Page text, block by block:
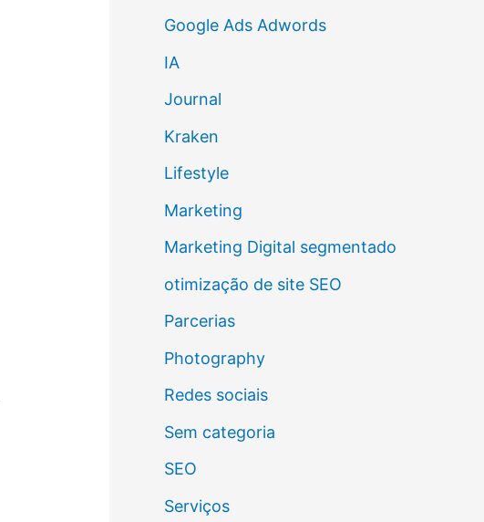
Google Ads Adwords
IA
Journal
Kraken
Lifestyle
Marketing
Marketing Digital segmentado
otimização de site SEO
Parcerias
Photography
Redes sociais
Sem categoria
SEO
Serviços